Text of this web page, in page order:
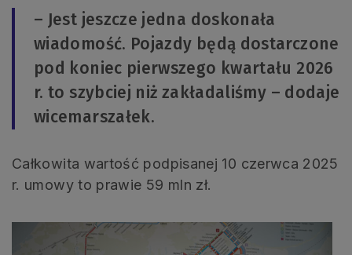
– Jest jeszcze jedna doskonała
wiadomość. Pojazdy będą dostarczone
pod koniec pierwszego kwartału 2026
r. to szybciej niż zakładaliśmy – dodaje
wicemarszałek.
Całkowita wartość podpisanej 10 czerwca 2025
r. umowy to prawie 59 mln zł.